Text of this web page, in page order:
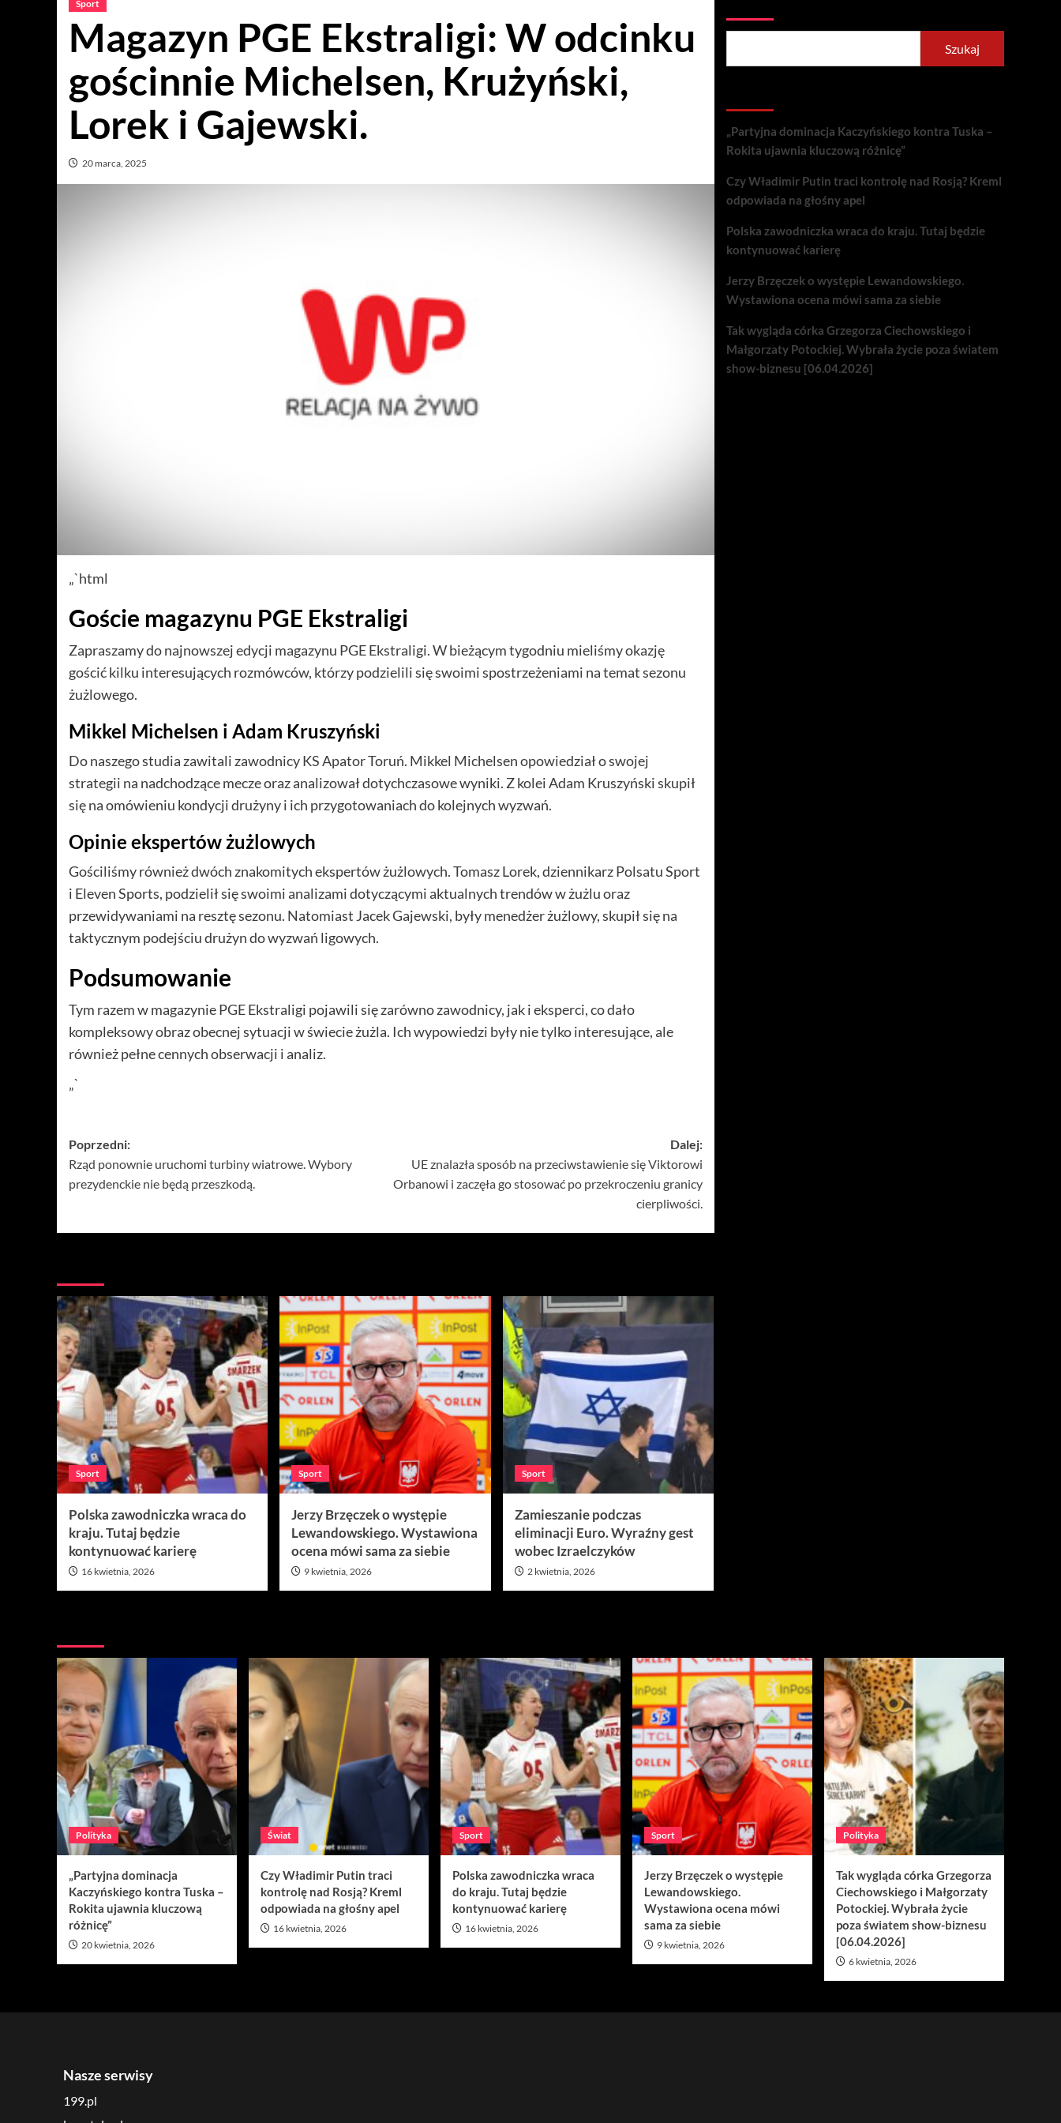
Sport
Magazyn PGE Ekstraligi: W odcinku
gościnnie Michelsen, Krużyński,
Lorek i Gajewski.
20 marca, 2025
„`html
Goście magazynu PGE Ekstraligi
Zapraszamy do najnowszej edycji magazynu PGE Ekstraligi. W bieżącym tygodniu mieliśmy okazję
gościć kilku interesujących rozmówców, którzy podzielili się swoimi spostrzeżeniami na temat sezonu
żużlowego.
Mikkel Michelsen i Adam Kruszyński
Do naszego studia zawitali zawodnicy KS Apator Toruń. Mikkel Michelsen opowiedział o swojej
strategii na nadchodzące mecze oraz analizował dotychczasowe wyniki. Z kolei Adam Kruszyński skupił
się na omówieniu kondycji drużyny i ich przygotowaniach do kolejnych wyzwań.
Opinie ekspertów żużlowych
Gościliśmy również dwóch znakomitych ekspertów żużlowych. Tomasz Lorek, dziennikarz Polsatu Sport
i Eleven Sports, podzielił się swoimi analizami dotyczącymi aktualnych trendów w żużlu oraz
przewidywaniami na resztę sezonu. Natomiast Jacek Gajewski, były menedżer żużlowy, skupił się na
taktycznym podejściu drużyn do wyzwań ligowych.
Podsumowanie
Tym razem w magazynie PGE Ekstraligi pojawili się zarówno zawodnicy, jak i eksperci, co dało
kompleksowy obraz obecnej sytuacji w świecie żużla. Ich wypowiedzi były nie tylko interesujące, ale
również pełne cennych obserwacji i analiz.
„`
Zobacz
wpisy
Poprzedni:
Rząd ponownie uruchomi turbiny wiatrowe. Wybory
prezydenckie nie będą przeszkodą.
Dalej:
UE znalazła sposób na przeciwstawienie się Viktorowi
Orbanowi i zaczęła go stosować po przekroczeniu granicy
cierpliwości.
Sport
Polska zawodniczka wraca do
kraju. Tutaj będzie
kontynuować karierę
16 kwietnia, 2026
Sport
Jerzy Brzęczek o występie
Lewandowskiego. Wystawiona
ocena mówi sama za siebie
9 kwietnia, 2026
Sport
Zamieszanie podczas
eliminacji Euro. Wyraźny gest
wobec Izraelczyków
2 kwietnia, 2026
Szukaj
„Partyjna dominacja Kaczyńskiego kontra Tuska –
Rokita ujawnia kluczową różnicę”
Czy Władimir Putin traci kontrolę nad Rosją? Kreml
odpowiada na głośny apel
Polska zawodniczka wraca do kraju. Tutaj będzie
kontynuować karierę
Jerzy Brzęczek o występie Lewandowskiego.
Wystawiona ocena mówi sama za siebie
Tak wygląda córka Grzegorza Ciechowskiego i
Małgorzaty Potockiej. Wybrała życie poza światem
show-biznesu [06.04.2026]
Polityka
„Partyjna dominacja
Kaczyńskiego kontra Tuska –
Rokita ujawnia kluczową
różnicę”
20 kwietnia, 2026
Świat
Czy Władimir Putin traci
kontrolę nad Rosją? Kreml
odpowiada na głośny apel
16 kwietnia, 2026
Sport
Polska zawodniczka wraca
do kraju. Tutaj będzie
kontynuować karierę
16 kwietnia, 2026
Sport
Jerzy Brzęczek o występie
Lewandowskiego.
Wystawiona ocena mówi
sama za siebie
9 kwietnia, 2026
Polityka
Tak wygląda córka Grzegorza
Ciechowskiego i Małgorzaty
Potockiej. Wybrała życie
poza światem show-biznesu
[06.04.2026]
6 kwietnia, 2026
Nasze serwisy
199.pl